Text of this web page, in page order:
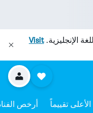
الإنجليزية.Visit
تقييماً أرخص